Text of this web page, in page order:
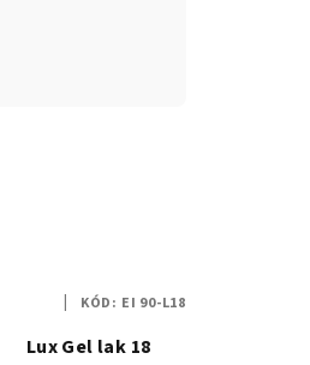
Lux Gel lak 18
KÓD: EI 90-L18